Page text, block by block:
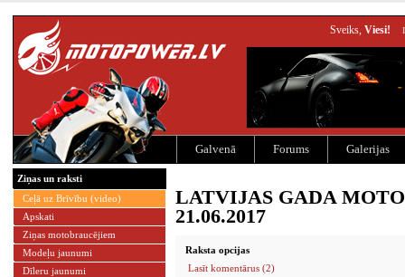
Sveiks, Viesi!
Galvenā Forums Galerijas
Ziņas un raksti
Ceļā uz Brīvību (video)
Apskati
Ziņas motobraucējiem
Modeļu jaunumi
Dīleru jaunumi
LATVIJAS GADA
21.06.2017
Raksta opcijas
Lasīt komentārus (2)